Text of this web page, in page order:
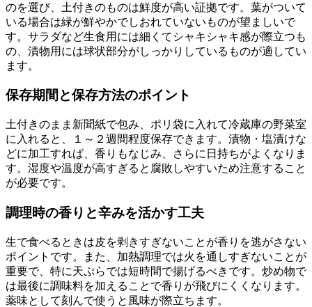
のを選び、土付きのものは鮮度が高い証拠です。葉がついて
いる場合は緑が鮮やかでしおれていないものが望ましいで
す。サラダなど生食用には細くてシャキシャキ感が際立つも
の、漬物用には球状部分がしっかりしているものが適してい
ます。
保存期間と保存方法のポイント
土付きのまま新聞紙で包み、ポリ袋に入れて冷蔵庫の野菜室
に入れると、１～２週間程度保存できます。漬物・塩漬けな
どに加工すれば、香りもなじみ、さらに日持ちがよくなりま
す。湿度や温度が高すぎると腐敗しやすいため注意すること
が必要です。
調理時の香りと辛みを活かす工夫
生で食べるときは皮を剥きすぎないことが香りを逃がさない
ポイントです。また、加熱調理では火を通しすぎないことが
重要で、特に天ぷらでは短時間で揚げるべきです。炒め物で
は最後に調味料を加えることで香りが飛びにくくなります。
薬味として刻んで使うと風味が際立ちます。